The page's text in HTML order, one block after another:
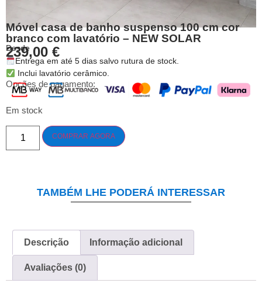
Móvel casa de banho suspenso 100 cm cor
branco com lavatório – NEW SOLAR
Desde
239,00 €
Entrega em até 5 dias salvo rutura de stock.
Inclui lavatório cerâmico.
Opções de pagamento:
Em stock
COMPRAR AGORA
TAMBÉM LHE PODERÁ INTERESSAR
Descrição Informação adicional
Avaliações (0)